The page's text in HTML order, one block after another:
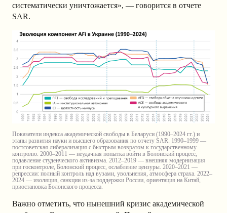
систематически уничтожается», — говорится в отчете
SAR.
Показатели индекса академической свободы в Беларуси (1990–2024 гг.) и
этапы развития науки и высшего образования по отчету SAR. 1990–1999 —
постсоветская либерализация с быстрым возвратом к государственному
контролю. 2000–2011 — неудачная попытка войти в Болонский процесс,
подавление студенческого активизма. 2012–2019 — внешняя модернизация
при госконтроле, Болонский процесс, ослабление цензуры. 2020–2021 —
репрессии: полный контроль над вузами, увольнения, атмосфера страха. 2022–
2024 — изоляция, санкции из-за поддержки России, ориентация на Китай,
приостановка Болонского процесса.
Важно отметить, что нынешний кризис академической